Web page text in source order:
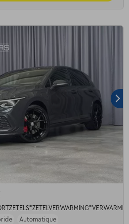
Automatique